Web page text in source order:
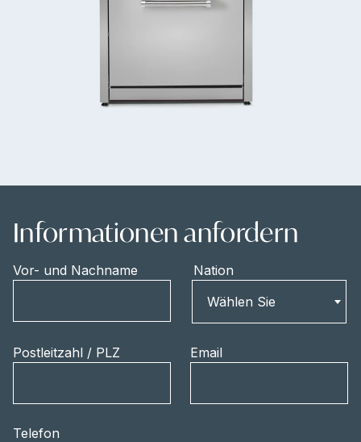
Informationen anfordern
Vor- und Nachname
Nation
Wählen Sie
Postleitzahl / PLZ Email
Telefon